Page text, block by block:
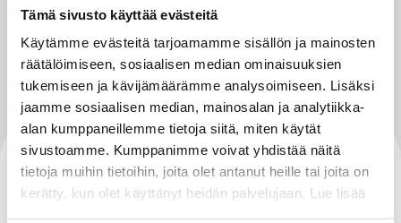
Tämä sivusto käyttää evästeitä
Käytämme evästeitä tarjoamamme sisällön ja mainosten
räätälöimiseen, sosiaalisen median ominaisuuksien
tukemiseen ja kävijämäärämme analysoimiseen. Lisäksi
jaamme sosiaalisen median, mainosalan ja analytiikka-
alan kumppaneillemme tietoja siitä, miten käytät
sivustoamme. Kumppanimme voivat yhdistää näitä
tietoja muihin tietoihin, joita olet antanut heille tai joita on
kerätty, kun olet käyttänyt heidän palvelujaan. Lue lisää
Variaatiot
Asennusohjeet
5090032033_HSI150_DG_250924_